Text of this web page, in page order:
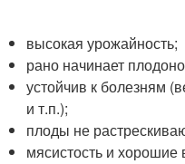
высокая урожайность;
рано начинает
устойчив к болезням
и т.п.);
плоды не
мясистость и хорошие